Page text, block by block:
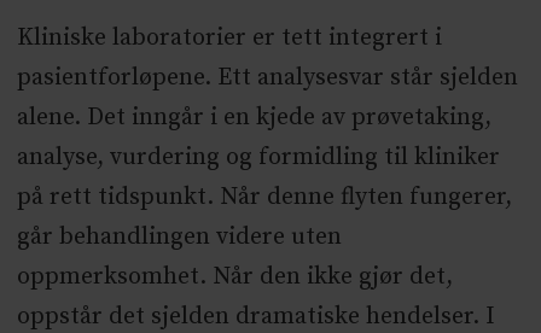
Kliniske laboratorier er tett integrert i
pasientforløpene. Ett analysesvar står sjelden
alene. Det inngår i en kjede av prøvetaking,
analyse, vurdering og formidling til kliniker
på rett tidspunkt. Når denne flyten fungerer,
går behandlingen videre uten
oppmerksomhet. Når den ikke gjør det,
oppstår det sjelden dramatiske hendelser. I